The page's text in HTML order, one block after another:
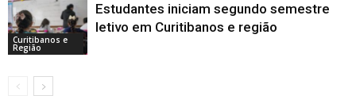
Curitibanos e
Região
Estudantes iniciam segundo semestre
letivo em Curitibanos e região